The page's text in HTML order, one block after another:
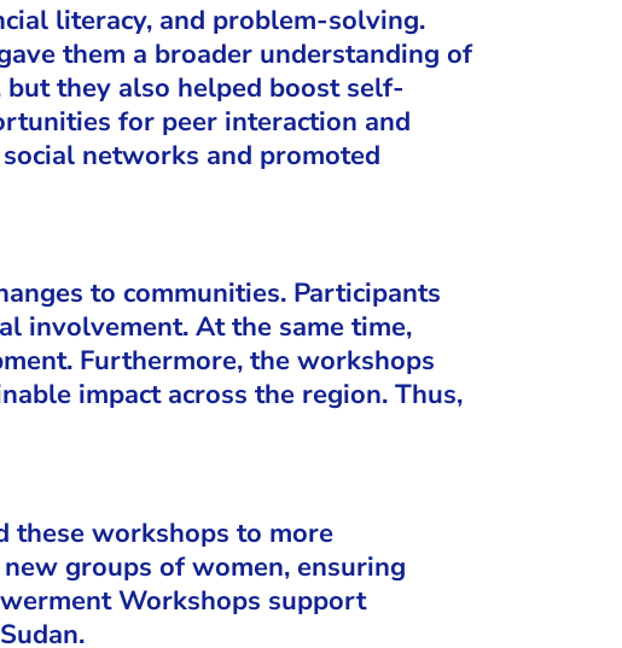
literacy, and problem-solving.
them a broader understanding of
they also helped boost self-
for peer interaction and
networks and promoted
to communities. Participants
involvement. At the same time,
Furthermore, the workshops
impact across the region. Thus,
these workshops to more
groups of women, ensuring
Workshops support